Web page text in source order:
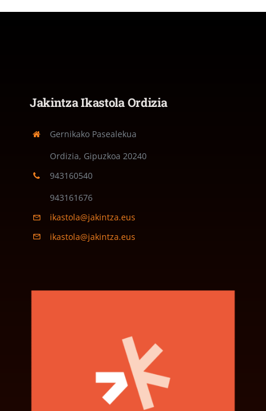
Jakintza Ikastola Ordizia
Gernikako Pasealekua
Ordizia, Gipuzkoa 20240
943160540
943161676
ikastola@jakintza.eus
ikastola@jakintza.eus